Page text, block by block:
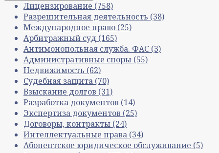
Лицензирование (758)
Разрешительная деятельность (38)
Международное право (25)
Арбитражный суд (165)
Антимонопольная служба. ФАС (3)
Административные споры (55)
Недвижимость (62)
Судебная защита (70)
Взыскание долгов (31)
Разработка документов (14)
Экспертиза документов (25)
Договоры, контракты (24)
Интеллектуальные права (34)
Абонентское юридическое обслуживание (5)